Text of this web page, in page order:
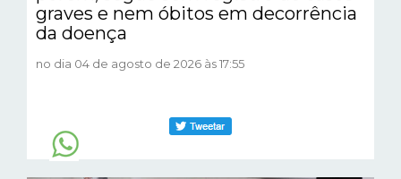
graves e nem óbitos em decorrência
da doença
no dia 04 de agosto de 2026 às 17:55